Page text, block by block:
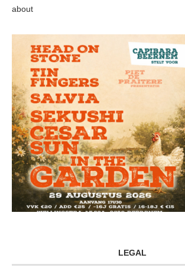
about
LEGAL